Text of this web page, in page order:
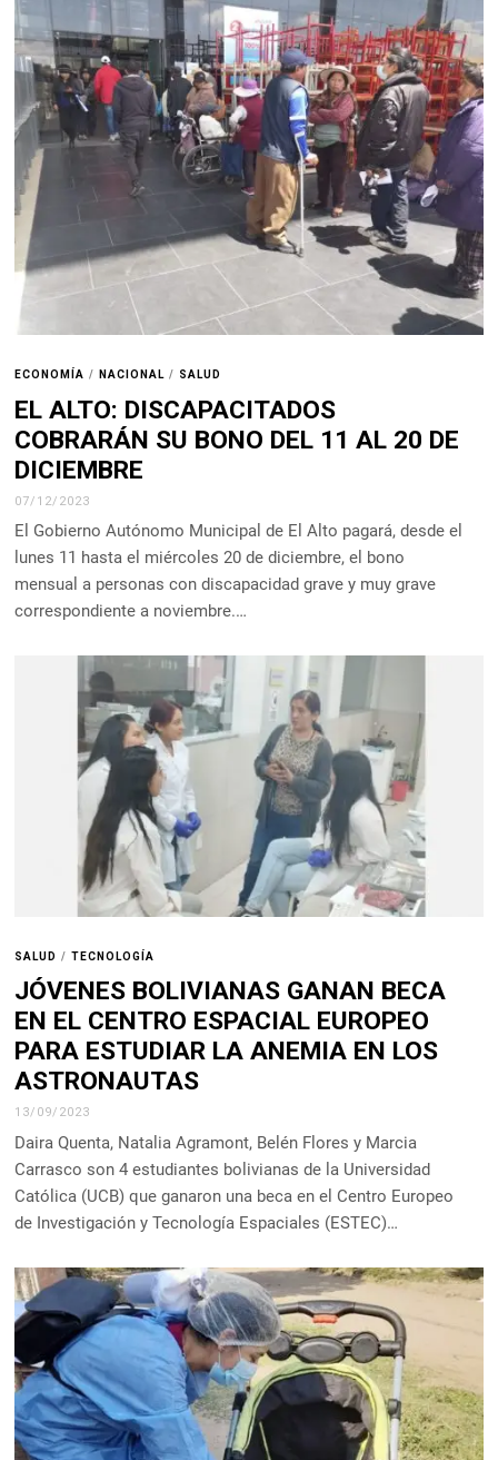
ECONOMÍA / NACIONAL / SALUD
EL ALTO: DISCAPACITADOS
COBRARÁN SU BONO DEL 11 AL 20 DE
DICIEMBRE
07/12/2023
El Gobierno Autónomo Municipal de El Alto pagará, desde el
lunes 11 hasta el miércoles 20 de diciembre, el bono
mensual a personas con discapacidad grave y muy grave
correspondiente a noviembre.…
SALUD / TECNOLOGÍA
JÓVENES BOLIVIANAS GANAN BECA
EN EL CENTRO ESPACIAL EUROPEO
PARA ESTUDIAR LA ANEMIA EN LOS
ASTRONAUTAS
13/09/2023
Daira Quenta, Natalia Agramont, Belén Flores y Marcia
Carrasco son 4 estudiantes bolivianas de la Universidad
Católica (UCB) que ganaron una beca en el Centro Europeo
de Investigación y Tecnología Espaciales (ESTEC)…